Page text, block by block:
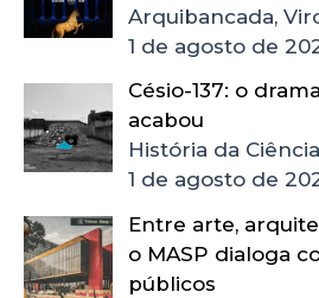
Arquibancada,
1 de agosto de
Césio-137: o
acabou
História da
1 de agosto de
Entre arte,
o MASP dialoga
públicos